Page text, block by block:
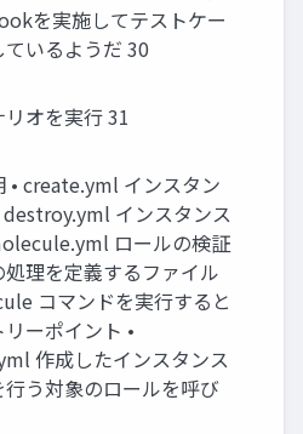
を実施してテストケー
いるようだ 30
オを実行 31
• create.yml インスタン
destroy.yml インスタンス
ロールの検証
処理を定義するファイル
コマンドを実行すると
ーポイント •
作成したインスタンス
う対象のロールを呼び